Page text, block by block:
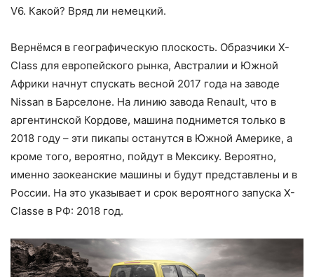
V6. Какой? Вряд ли немецкий.
Вернёмся в географическую плоскость. Образчики X-
Class для европейского рынка, Австралии и Южной
Африки начнут спускать весной 2017 года на заводе
Nissan в Барселоне. На линию завода Renault, что в
аргентинской Кордове, машина поднимется только в
2018 году – эти пикапы останутся в Южной Америке, а
кроме того, вероятно, пойдут в Мексику. Вероятно,
именно заокеанские машины и будут представлены и в
России. На это указывает и срок вероятного запуска X-
Classe в РФ: 2018 год.